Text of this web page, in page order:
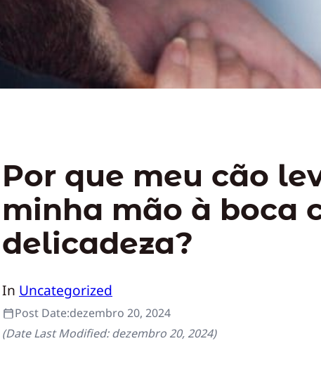
Por que meu cão
minha mão à boca
delicadeza?
In Uncategorized
Post Date:dezembro 20, 2024
(Date Last Modified:dezembro 20, 2024)